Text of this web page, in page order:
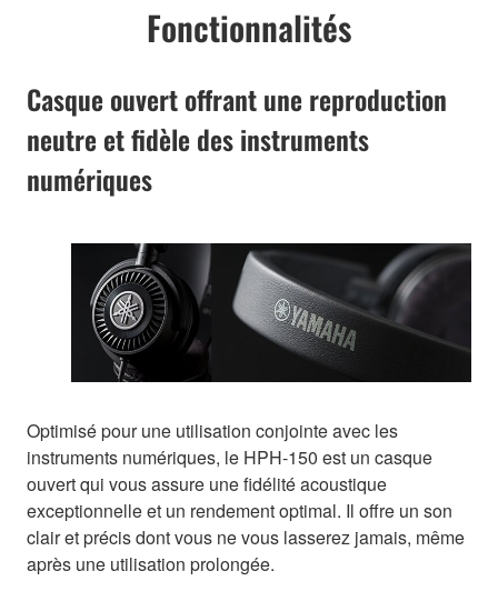
Fonctionnalités
Casque ouvert offrant une reproduction
neutre et fidèle des instruments
numériques
Optimisé pour une utilisation conjointe avec les
instruments numériques, le HPH-150 est un casque
ouvert qui vous assure une fidélité acoustique
exceptionnelle et un rendement optimal. Il offre un son
clair et précis dont vous ne vous lasserez jamais, même
après une utilisation prolongée.